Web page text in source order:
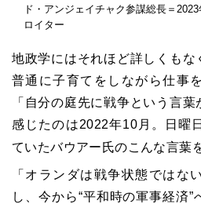
ド・アンジェイチャク参謀総長＝
ロイター
地政学にはそれほど詳しくもな
普通に子育てをしながら仕事
「自分の庭先に戦争という言
感じたのは2022年10月。日曜
ていたバウアー氏のこんな言葉
「オランダは戦争状態ではな
し、今から“平和時の軍事経済